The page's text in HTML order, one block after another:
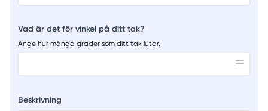
Vad är det för vinkel på ditt tak?
Ange hur många grader som ditt tak lutar.
Beskrivning